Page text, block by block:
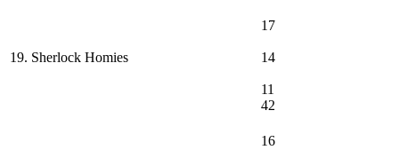
19. Sherlock Homies
17
14
11
42
16